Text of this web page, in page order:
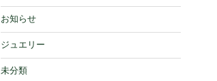
お知らせ
ジュエリー
未分類